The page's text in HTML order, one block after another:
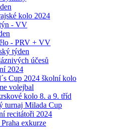
kolo 2024
- VV
- PRV + VV
týden
účesů
2024
Cup 2024 školní kolo
volejbal
kolo 8. a 9. tříd
turnaj Milada Cup
recitátoři 2024
exkurze